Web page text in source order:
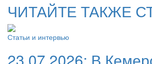
ЧИТАЙТЕ ТАКЖЕ
Статьи и интервью